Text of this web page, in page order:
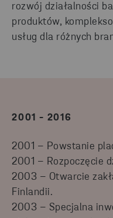
rozwój działalności
produktów,
usług dla różnych
2001 - 2016
2001 – Powstanie
2001 – Rozpoczęcie
2003 – Otwarcie
2003 – Specjalna